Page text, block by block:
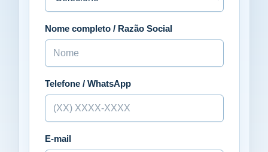
Nome completo / Razão Social
Telefone / WhatsApp
E-mail